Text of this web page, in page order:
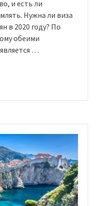
и есть ли
Нужна ли виза
в 2020 году? По
обеими
…